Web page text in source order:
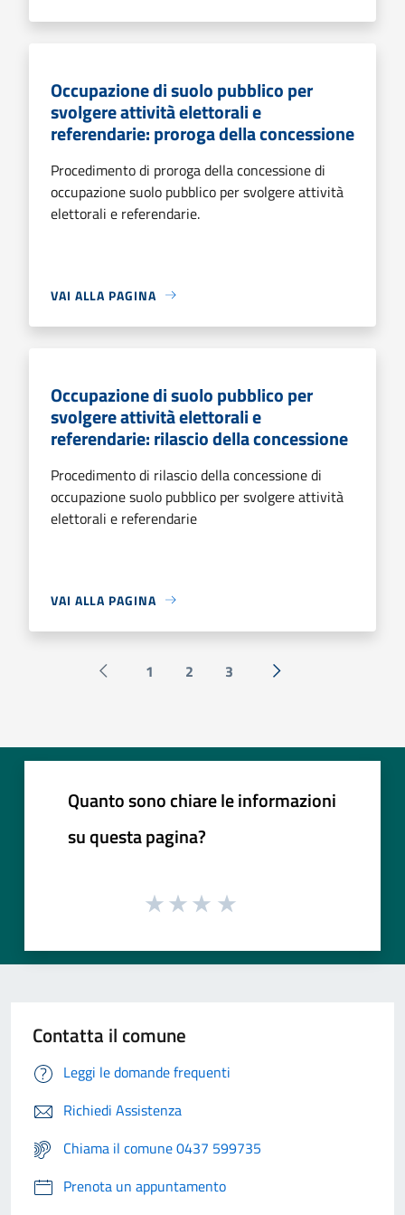
Occupazione di suolo pubblico per
svolgere attività elettorali e
referendarie: proroga della concessione
Procedimento di proroga della concessione di
occupazione suolo pubblico per svolgere attività
elettorali e referendarie.
VAI ALLA PAGINA
Occupazione di suolo pubblico per
svolgere attività elettorali e
referendarie: rilascio della concessione
Procedimento di rilascio della concessione di
occupazione suolo pubblico per svolgere attività
elettorali e referendarie
VAI ALLA PAGINA
Pagina precedente
1 2 3 Successiva »
Quanto sono chiare le informazioni
su questa pagina?
Contatta il comune
Leggi le domande frequenti
Richiedi Assistenza
Chiama il comune 0437 599735
Prenota un appuntamento